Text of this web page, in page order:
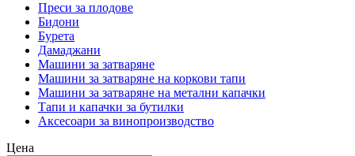
Преси за плодове
Бидони
Бурета
Дамаджани
Машини за затваряне
Машини за затваряне на коркови тапи
Машини за затваряне на метални капачки
Тапи и капачки за бутилки
Аксесоари за винопроизводство
Цена